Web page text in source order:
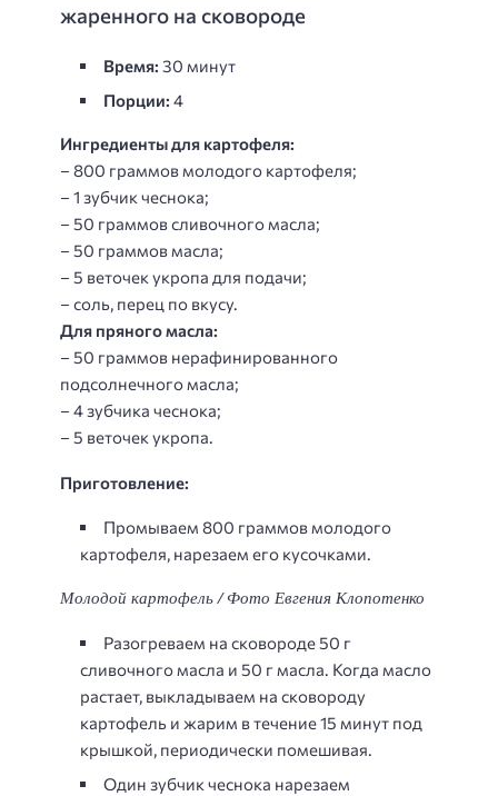
жаренного на сковороде
Время: 30 минут
Порции: 4
Ингредиенты для картофеля:
– 800 граммов молодого картофеля;
– 1 зубчик чеснока;
– 50 граммов сливочного масла;
– 50 граммов масла;
– 5 веточек укропа для подачи;
– соль, перец по вкусу.
Для пряного масла:
– 50 граммов нерафинированного
подсолнечного масла;
– 4 зубчика чеснока;
– 5 веточек укропа.
Приготовление:
Промываем 800 граммов молодого
картофеля, нарезаем его кусочками.
Молодой картофель / Фото Евгения Клопотенко
Разогреваем на сковороде 50 г
сливочного масла и 50 г масла. Когда масло
растает, выкладываем на сковороду
картофель и жарим в течение 15 минут под
крышкой, периодически помешивая.
Один зубчик чеснока нарезаем